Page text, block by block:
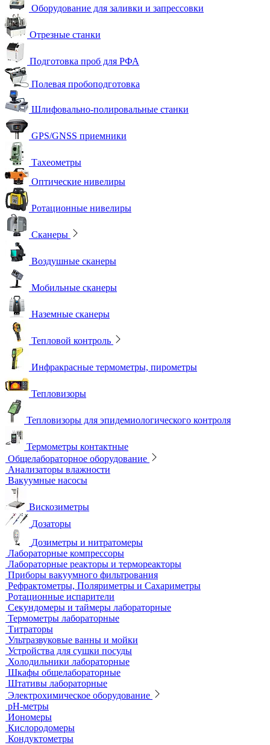
Оборудование для заливки и запрессовки
Отрезные станки
Подготовка проб для РФА
Полевая пробоподготовка
Шлифовально-полировальные станки
GPS/GNSS приемники
Тахеометры
Оптические нивелиры
Ротационные нивелиры
Сканеры
Воздушные сканеры
Мобильные сканеры
Наземные сканеры
Тепловой контроль
Инфракрасные термометры, пирометры
Тепловизоры
Тепловизоры для эпидемиологического контроля
Термометры контактные
Общелабораторное оборудование
Вакуумные насосы
Вискозиметры
Дозаторы
Дозиметры и нитратомеры
Лабораторные компрессоры
Лабораторные реакторы и термореакторы
Приборы вакуумного фильтрования
Рефрактометры, Поляриметры и Сахариметры
Ротационные испарители
Секундомеры и таймеры лабораторные